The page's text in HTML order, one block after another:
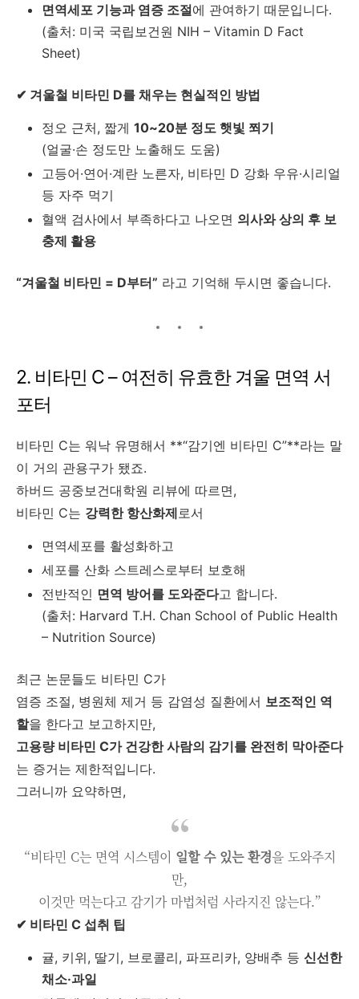
면역세포 기능과 염증 조절에 관여하기 때문입니다.
(출처: 미국 국립보건원 NIH – Vitamin D Fact
Sheet)
✔ 겨울철 비타민 D를 채우는 현실적인 방법
정오 근처, 짧게 10~20분 정도 햇빛 쬐기
(얼굴·손 정도만 노출해도 도움)
고등어·연어·계란 노른자, 비타민 D 강화 우유·시리얼
등 자주 먹기
혈액 검사에서 부족하다고 나오면 의사와 상의 후 보
충제 활용
“겨울철 비타민 = D부터” 라고 기억해 두시면 좋습니다.
2. 비타민 C – 여전히 유효한 겨울 면역 서
포터
비타민 C는 워낙 유명해서 **“감기엔 비타민 C”**라는 말
이 거의 관용구가 됐죠.
하버드 공중보건대학원 리뷰에 따르면,
비타민 C는 강력한 항산화제 로서
면역세포를 활성화하고
세포를 산화 스트레스로부터 보호해
전반적인 면역 방어를 도와준다고 합니다.
(출처: Harvard T.H. Chan School of Public Health
– Nutrition Source)
최근 논문들도 비타민 C가
염증 조절, 병원체 제거 등 감염성 질환에서 보조적인 역
할을 한다고 보고하지만,
고용량 비타민 C가 건강한 사람의 감기를 완전히 막아준다
는 증거는 제한적입니다.
그러니까 요약하면,
“비타민 C는 면역 시스템이 일할 수 있는 환경을 도와주지
만,
이것만 먹는다고 감기가 마법처럼 사라지진 않는다.”
✔ 비타민 C 섭취 팁
귤, 키위, 딸기, 브로콜리, 파프리카, 양배추 등 신선한
채소·과일